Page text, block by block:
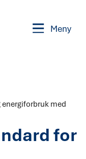
Meny
med
for